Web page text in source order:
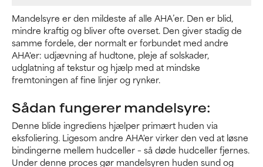
Mandelsyre er den mildeste af alle AHA’er. Den er blid,
mindre kraftig og bliver ofte overset. Den giver stadig de
samme fordele, der normalt er forbundet med andre
AHA'er: udjævning af hudtone, pleje af solskader,
udglatning af tekstur og hjælp med at mindske
fremtoningen af fine linjer og rynker.
Sådan fungerer mandelsyre:
Denne blide ingrediens hjælper primært huden via
eksfoliering. Ligesom andre AHA'er virker den ved at løsne
bindingerne mellem hudceller – så døde hudceller fjernes.
Under denne proces gør mandelsyren huden sund og